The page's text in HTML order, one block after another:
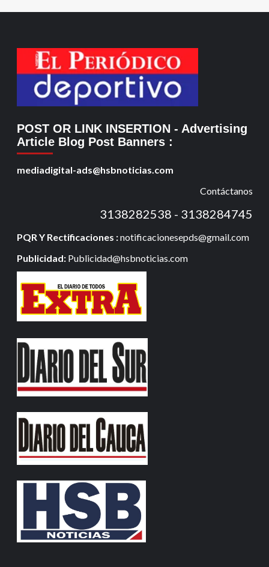
POST OR LINK INSERTION - Advertising
Article Blog Post Banners :
mediadigital-ads@hsbnoticias.com
Contáctanos
3138282538 - 3138284745
PQR Y Rectificaciones :notificacionesepds@gmail.com
Publicidad: Publicidad@hsbnoticias.com